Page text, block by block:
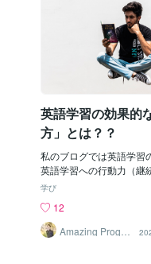
英語学習の効果的
方」とは？？
私のブログでは英語学習
英語学習への行動力（継
インドセット＝英語学習
の点に関しては前回ブロ
きました。今回の記事で
「やり方」についてです
学び
12
Amazing Progre
ss かず